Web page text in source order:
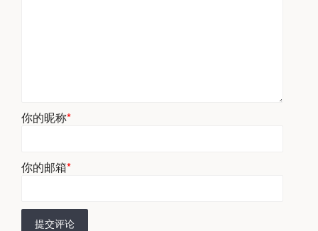
你的昵称*
你的邮箱*
提交评论